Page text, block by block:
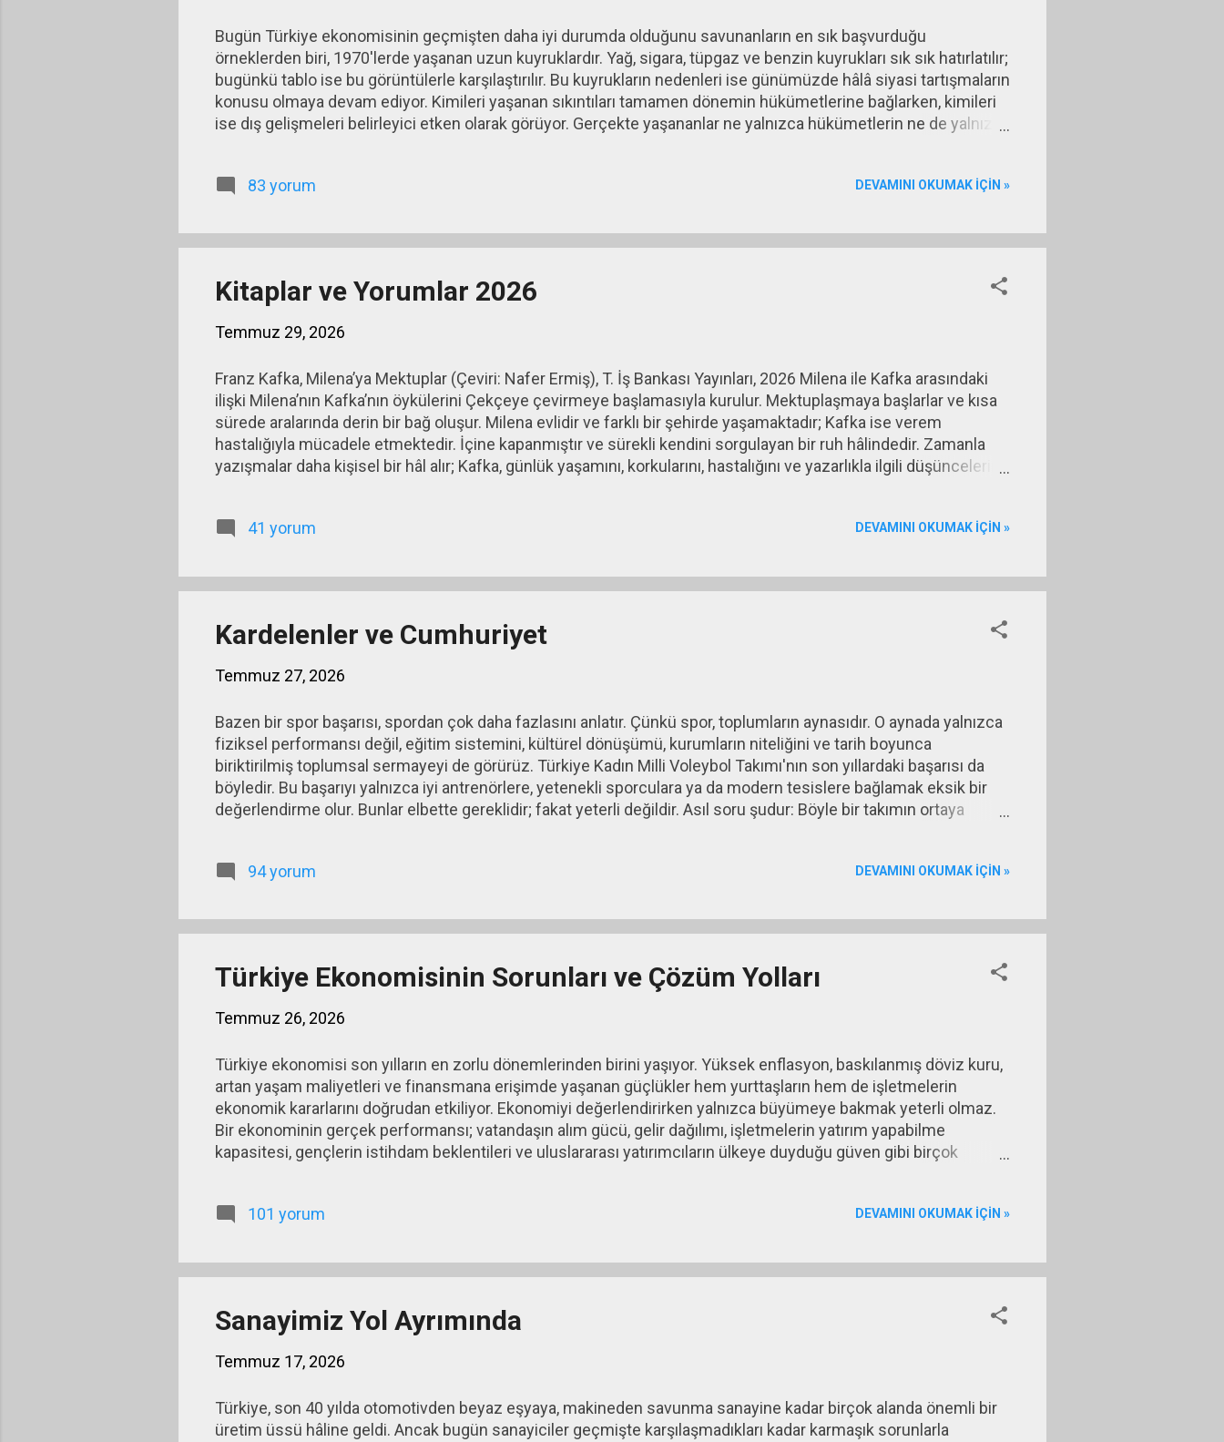
Bugün Türkiye ekonomisinin geçmişten daha iyi durumda olduğunu savunanların en sık başvurduğu
örneklerden biri, 1970'lerde yaşanan uzun kuyruklardır. Yağ, sigara, tüpgaz ve benzin kuyrukları sık sık hatırlatılır;
bugünkü tablo ise bu görüntülerle karşılaştırılır. Bu kuyrukların nedenleri ise günümüzde hâlâ siyasi tartışmaların
konusu olmaya devam ediyor. Kimileri yaşanan sıkıntıları tamamen dönemin hükümetlerine bağlarken, kimileri
ise dış gelişmeleri belirleyici etken olarak görüyor. Gerçekte yaşananlar ne yalnızca hükümetlerin ne de yalnızca
bu gelişmeden doğrudan etkilendi. Artan enerji maliyetleri ulaştırmadan sanayiye kadar hemen her sektörde
83 yorum DEVAMINI OKUMAK IÇIN »
Kitaplar ve Yorumlar 2026
Temmuz 29, 2026
Franz Kafka, Milena’ya Mektuplar (Çeviri: Nafer Ermiş), T. İş Bankası Yayınları, 2026 Milena ile Kafka arasındaki
ilişki Milena’nın Kafka’nın öykülerini Çekçeye çevirmeye başlamasıyla kurulur. Mektuplaşmaya başlarlar ve kısa
sürede aralarında derin bir bağ oluşur. Milena evlidir ve farklı bir şehirde yaşamaktadır; Kafka ise verem
hastalığıyla mücadele etmektedir. İçine kapanmıştır ve sürekli kendini sorgulayan bir ruh hâlindedir. Zamanla
yazışmalar daha kişisel bir hâl alır; Kafka, günlük yaşamını, korkularını, hastalığını ve yazarlıkla ilgili düşüncelerini
Kafka'nın mektuplarında yorgunluk ve kabulleniş hissi ağır basar. Duyguları devam etse de ilişkinin sürdürülebilir
41 yorum DEVAMINI OKUMAK IÇIN »
Kardelenler ve Cumhuriyet
Temmuz 27, 2026
Bazen bir spor başarısı, spordan çok daha fazlasını anlatır. Çünkü spor, toplumların aynasıdır. O aynada yalnızca
fiziksel performansı değil, eğitim sistemini, kültürel dönüşümü, kurumların niteliğini ve tarih boyunca
biriktirilmiş toplumsal sermayeyi de görürüz. Türkiye Kadın Milli Voleybol Takımı'nın son yıllardaki başarısı da
böyledir. Bu başarıyı yalnızca iyi antrenörlere, yetenekli sporculara ya da modern tesislere bağlamak eksik bir
değerlendirme olur. Bunlar elbette gereklidir; fakat yeterli değildir. Asıl soru şudur: Böyle bir takımın ortaya
kadınlara tanınan haklar, laiklik, çağdaş eğitim, karma yaşam vb. Oysa bunların her biri tek başına değil, birbirini
94 yorum DEVAMINI OKUMAK IÇIN »
Türkiye Ekonomisinin Sorunları ve Çözüm Yolları
Temmuz 26, 2026
Türkiye ekonomisi son yılların en zorlu dönemlerinden birini yaşıyor. Yüksek enflasyon, baskılanmış döviz kuru,
artan yaşam maliyetleri ve finansmana erişimde yaşanan güçlükler hem yurttaşların hem de işletmelerin
ekonomik kararlarını doğrudan etkiliyor. Ekonomiyi değerlendirirken yalnızca büyümeye bakmak yeterli olmaz.
Bir ekonominin gerçek performansı; vatandaşın alım gücü, gelir dağılımı, işletmelerin yatırım yapabilme
kapasitesi, gençlerin istihdam beklentileri ve uluslararası yatırımcıların ülkeye duyduğu güven gibi birçok
Türkiye ekonomisinin en önemli gündem maddesi yüksek enflasyondur. Enflasyon bütün çabalara karşın hâlâ
baskı oluşturuyor. Maaş artışl...
101 yorum DEVAMINI OKUMAK IÇIN »
Sanayimiz Yol Ayrımında
Temmuz 17, 2026
Türkiye, son 40 yılda otomotivden beyaz eşyaya, makineden savunma sanayine kadar birçok alanda önemli bir
üretim üssü hâline geldi. Ancak bugün sanayiciler geçmişte karşılaşmadıkları kadar karmaşık sorunlarla